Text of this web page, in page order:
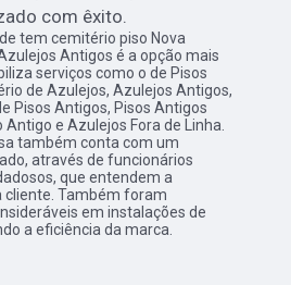
com êxito.
tem cemitério piso Nova
Antigos é a opção mais
serviços como o de Pisos
de Azulejos, Azulejos Antigos,
Pisos Antigos, Pisos Antigos
e Azulejos Fora de Linha.
também conta com um
através de funcionários
que entendem a
cliente. Também foram
em instalações de
a eficiência da marca.